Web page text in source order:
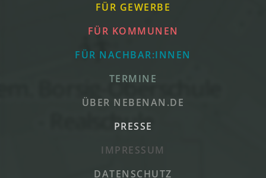
FÜR GEWERBE
FÜR KOMMUNEN
FÜR NACHBAR:INNEN
TERMINE
ÜBER NEBENAN.DE
PRESSE
IMPRESSUM
DATENSCHUTZ